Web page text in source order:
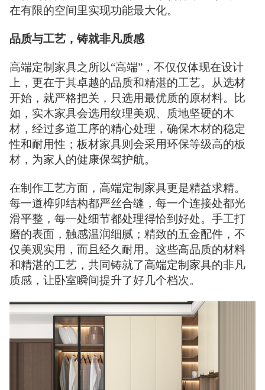
在有限的空间里实现功能最大化。
品质与工艺，铸就非凡质感
高端定制家具之所以“高端”，不仅仅体现在设计
上，更在于其卓越的品质和精湛的工艺。从选材
开始，就严格把关，只选用最优质的原材料。比
如，实木家具会选用纹理美观、质地坚硬的木
材，经过多道工序的精心处理，确保木材的稳定
性和耐用性；板材家具则会采用环保等级高的板
材，为家人的健康保驾护航。
在制作工艺方面，高端定制家具更是精益求精。
每一道榫卯结构都严丝合缝，每一个连接处都光
滑平整，每一处细节都处理得恰到好处。手工打
磨的表面，触感温润细腻；精致的五金配件，不
仅美观实用，而且经久耐用。这些高品质的材料
和精湛的工艺，共同铸就了高端定制家具的非凡
质感，让卧室瞬间提升了好几个档次。